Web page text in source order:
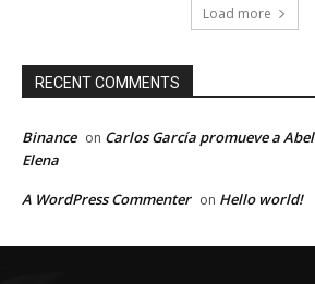
Load more
RECENT COMMENTS
Binance on Carlos García promueve a
Elena
A WordPress Commenter on Hello world!